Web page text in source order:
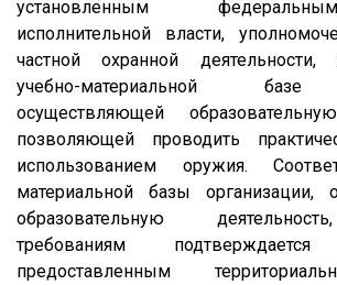
установленным
исполнительной власти,
частной охранной
учебно-материальной базе
осуществляющей
позволяющей проводить
использованием оружия.
материальной базы организации,
образовательную
требованиям подтверждается
предоставленным